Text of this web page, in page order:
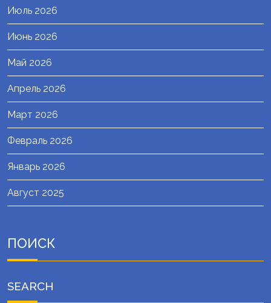
Июль 2026
Июнь 2026
Май 2026
Апрель 2026
Март 2026
Февраль 2026
Январь 2026
Август 2025
ПОИСК
SEARCH